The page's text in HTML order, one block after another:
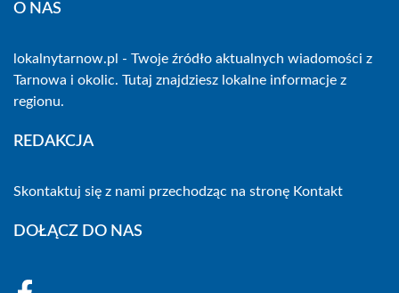
O NAS
lokalnytarnow.pl - Twoje źródło aktualnych wiadomości z
Tarnowa i okolic. Tutaj znajdziesz lokalne informacje z
regionu.
REDAKCJA
Skontaktuj się z nami przechodząc na stronę Kontakt
DOŁĄCZ DO NAS